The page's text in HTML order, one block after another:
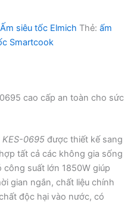
Ấm siêu tốc Elmich Thẻ: ấm
Smartcook
cao cấp an toàn cho sức
KES-0695 được thiết kế sang
tất cả các không gia sống
công suất lớn 1850W giúp
gian ngắn, chất liệu chính
độc hại vào nước, có